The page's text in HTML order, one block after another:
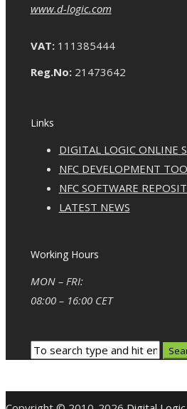
www.d-logic.com
VAT:111385444
Reg.No:21473642
Links
DIGITAL LOGIC ONLINE
NFC DEVELOPMENT
NFC SOFTWARE
LATEST NEWS
Working Hours
MON – FRI:
08:00 – 16:00 CET